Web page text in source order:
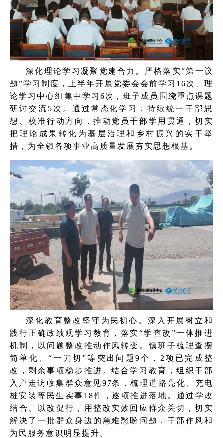
深化理论学习凝聚党建合力。严格落实“第一议
题”学习制度，上半年开展党委会会前学习16次、理
论学习中心组集中学习6次，班子成员围绕重点课题
研讨交流5次。通过常态化学习，持续统一干部思
想、校准行动方向，推动党员干部学用贯通，切实
把理论成果转化为基层治理和乡村振兴的实干举
措，为全镇各项事业高质量发展夯实思想根基。
深化教育整改坚守为民初心。深入开展树立和
践行正确政绩观学习教育，落实“学查改”一体推进
机制，以问题整改推动作风转变。镇班子梳理查摆
简单化、“一刀切”等突出问题9个，2项已完成整
改，剩余事项稳步推进。结合学习教育，组织干部
入户走访收集群众意见97条，梳理道路亮化、充电
桩安装等民生实事18件，逐项推进落地。通过学改
结合、以改促行，用整改实效回应群众关切，切实
解决了一批群众身边的急难愁盼问题，干部作风和
为民服务意识明显提升。